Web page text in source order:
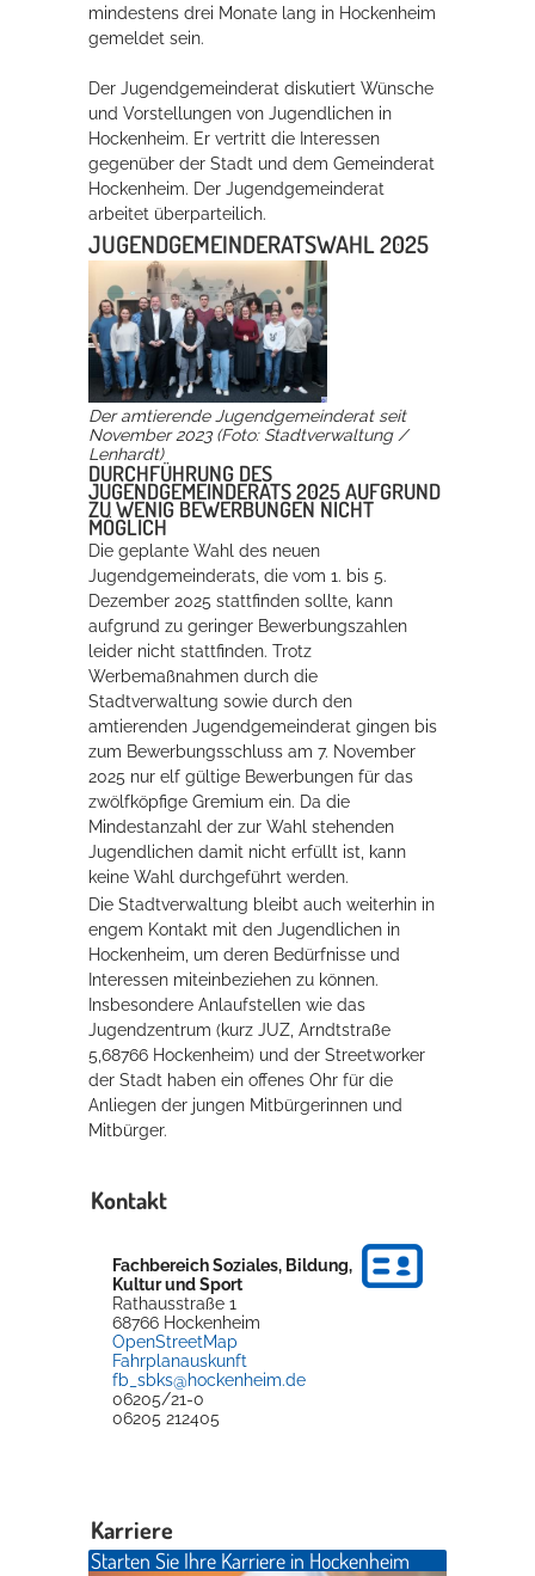
Erleben in Hockenheim
Spaß unter prickelnden Wasserfällen, das rauschende Meer im
Wellenbecken oder doch lieber die pure Entspannung auf der
Sprudelliege im Solebecken?
mehr dazu...
mindestens drei Monate lang in Hockenheim
gemeldet sein.
Der Jugendgemeinderat diskutiert Wünsche
und Vorstellungen von Jugendlichen in
Hockenheim. Er vertritt die Interessen
gegenüber der Stadt und dem Gemeinderat
Hockenheim. Der Jugendgemeinderat
arbeitet überparteilich.
JUGENDGEMEINDERATSWAHL 2025
Der amtierende Jugendgemeinderat seit
November 2023 (Foto: Stadtverwaltung /
Lenhardt)
DURCHFÜHRUNG DES
JUGENDGEMEINDERATS 2025 AUFGRUND
ZU WENIG BEWERBUNGEN NICHT
MÖGLICH
Die geplante Wahl des neuen
Jugendgemeinderats, die vom 1. bis 5.
Dezember 2025 stattfinden sollte, kann
aufgrund zu geringer Bewerbungszahlen
leider nicht stattfinden. Trotz
Werbemaßnahmen durch die
Stadtverwaltung sowie durch den
amtierenden Jugendgemeinderat gingen bis
zum Bewerbungsschluss am 7. November
2025 nur elf gültige Bewerbungen für das
zwölfköpfige Gremium ein. Da die
Mindestanzahl der zur Wahl stehenden
Jugendlichen damit nicht erfüllt ist, kann
keine Wahl durchgeführt werden.
Die Stadtverwaltung bleibt auch weiterhin in
engem Kontakt mit den Jugendlichen in
Hockenheim, um deren Bedürfnisse und
Interessen miteinbeziehen zu können.
Insbesondere Anlaufstellen wie das
Jugendzentrum (kurz JUZ, Arndtstraße
5,68766 Hockenheim) und der Streetworker
der Stadt haben ein offenes Ohr für die
Anliegen der jungen Mitbürgerinnen und
Mitbürger.
Kontakt
Fachbereich Soziales, Bildung,
Kultur und Sport
Rathausstraße 1
68766 Hockenheim
OpenStreetMap
Fahrplanauskunft
fb_sbks@hockenheim.de
06205/21-0
06205 212405
Karriere
Starten Sie Ihre Karriere in Hockenheim